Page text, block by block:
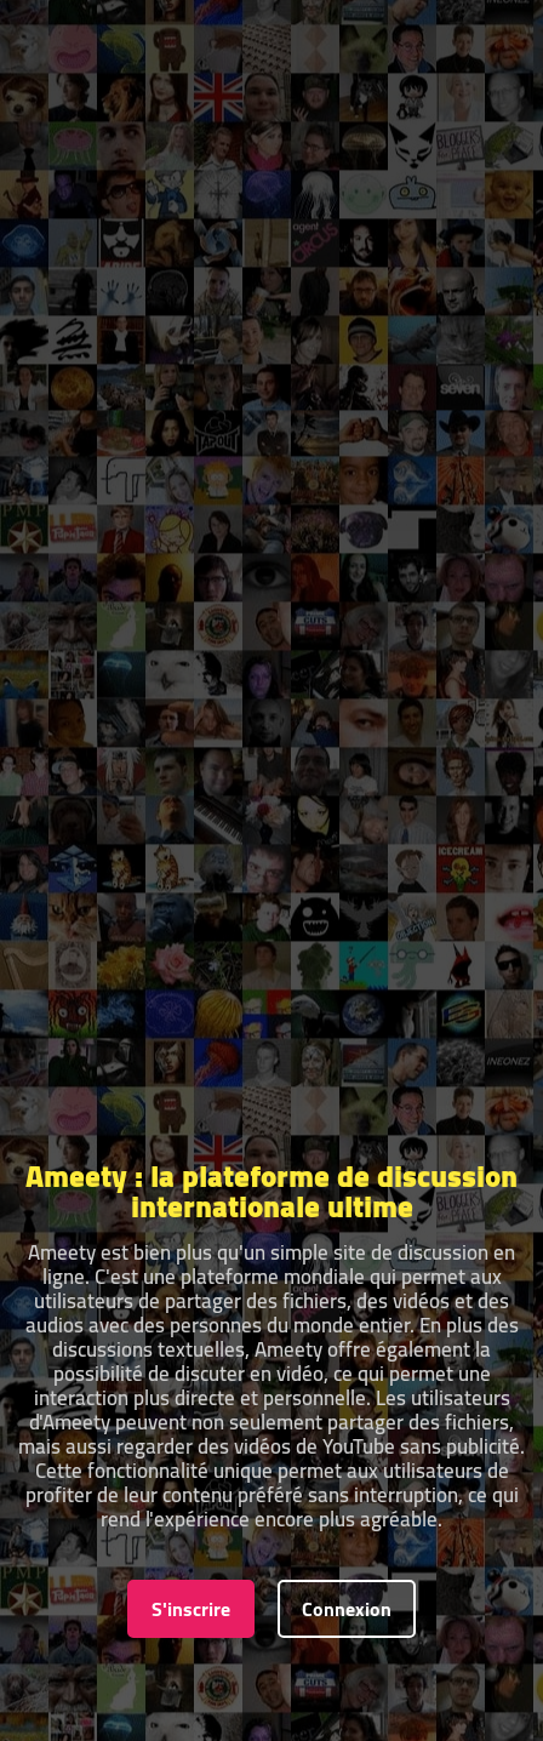
Ameety : la plateforme de discussion
internationale ultime
Ameety est bien plus qu'un simple site de discussion en
ligne. C'est une plateforme mondiale qui permet aux
utilisateurs de partager des fichiers, des vidéos et des
audios avec des personnes du monde entier. En plus des
discussions textuelles, Ameety offre également la
possibilité de discuter en vidéo, ce qui permet une
interaction plus directe et personnelle. Les utilisateurs
d'Ameety peuvent non seulement partager des fichiers,
mais aussi regarder des vidéos de YouTube sans publicité.
Cette fonctionnalité unique permet aux utilisateurs de
profiter de leur contenu préféré sans interruption, ce qui
rend l'expérience encore plus agréable.
S'inscrire Connexion